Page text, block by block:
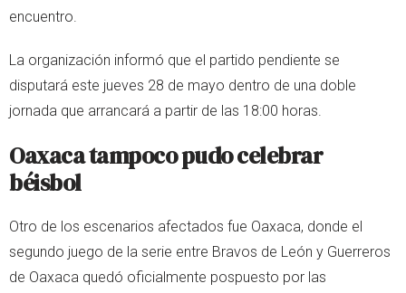
encuentro.
La organización informó que el partido pendiente se
disputará este jueves 28 de mayo dentro de una doble
jornada que arrancará a partir de las 18:00 horas.
Oaxaca tampoco pudo celebrar
béisbol
Otro de los escenarios afectados fue Oaxaca, donde el
segundo juego de la serie entre Bravos de León y Guerreros
de Oaxaca quedó oficialmente pospuesto por las